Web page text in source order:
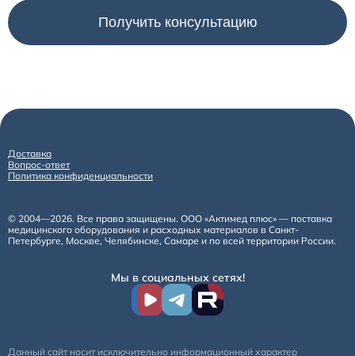
Доставка
Вопрос-ответ
Политика конфиденциальности
© 2004—2026. Все права защищены. ООО «Актимед плюс» — поставка
медицинского оборудования и расходных материалов в Санкт-
Петербурге, Москве, Челябинске, Самаре и по всей территории России.
Мы в социальных сетях!
Данный сайт носит исключительно информационный характер